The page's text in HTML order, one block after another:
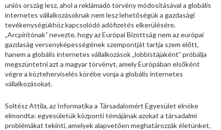
uniós ország lesz, ahol a reklámadó törvény módosításával a globális
internetes vállalkozásoknak nem lesz lehetőségük a gazdasági
tevékenységükhöz kapcsolódó adófizetés elkerülésére.
„Arcpirítónak” nevezte, hogy az Európai Bizottság nem az európai
gazdaság versenyképességének szempontját tartja szem előtt,
hanem a globális internetes vállalkozások „lobbistájaként” próbálja
megszüntetni azt a magyar törvényt, amely Európában elsőként
végre a közteherviselés körébe vonja a globális internetes
vállalkozásokat.
Soltész Attila, az Informatika a Társadalomért Egyesület elnöke
elmondta: egyesületük központi témájának azokat a társadalmi
problémákat tekinti, amelyek alapvetően meghatározzák életünket,